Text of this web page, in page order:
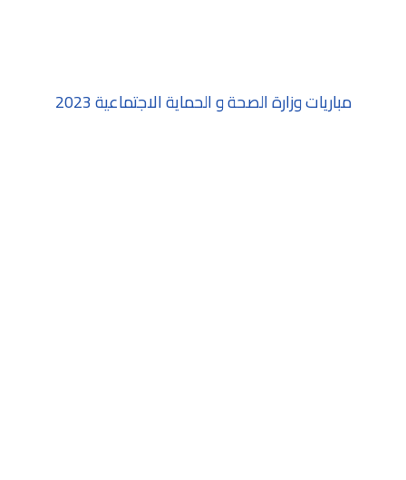
مباريات وزارة الصحة و الحماية الاجتماعية 2023